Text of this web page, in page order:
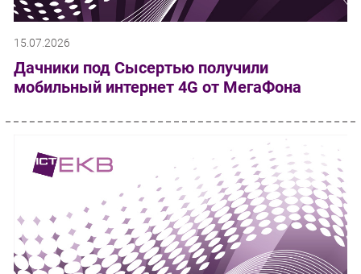
15.07.2026
Дачники под Сысертью получили
мобильный интернет 4G от МегаФона